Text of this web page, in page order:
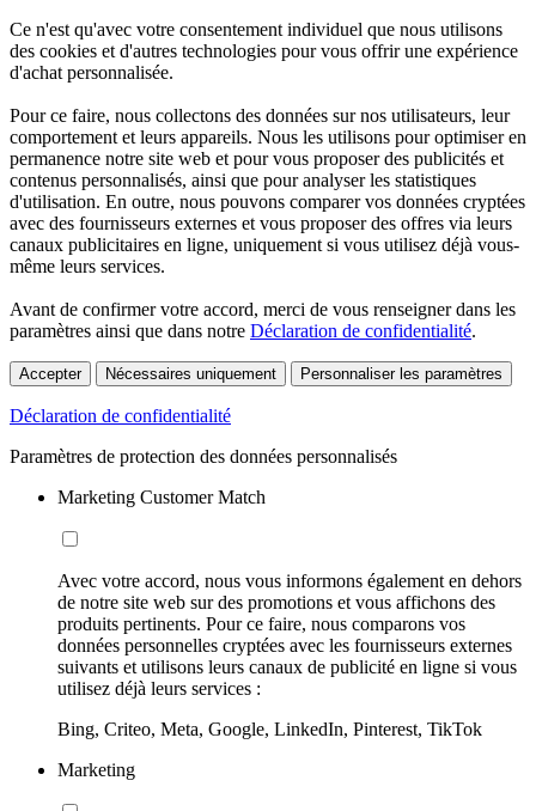
Ce n'est qu'avec votre consentement individuel que nous utilisons
des cookies et d'autres technologies pour vous offrir une expérience
d'achat personnalisée.
Pour ce faire, nous collectons des données sur nos utilisateurs, leur
comportement et leurs appareils. Nous les utilisons pour optimiser en
permanence notre site web et pour vous proposer des publicités et
contenus personnalisés, ainsi que pour analyser les statistiques
d'utilisation. En outre, nous pouvons comparer vos données cryptées
avec des fournisseurs externes et vous proposer des offres via leurs
canaux publicitaires en ligne, uniquement si vous utilisez déjà vous-
même leurs services.
Avant de confirmer votre accord, merci de vous renseigner dans les
paramètres ainsi que dans notre Déclaration de confidentialité.
Accepter Nécessaires uniquement Personnaliser les paramètres
Déclaration de confidentialité
Paramètres de protection des données personnalisés
Marketing Customer Match
Avec votre accord, nous vous informons également en dehors
de notre site web sur des promotions et vous affichons des
produits pertinents. Pour ce faire, nous comparons vos
données personnelles cryptées avec les fournisseurs externes
suivants et utilisons leurs canaux de publicité en ligne si vous
utilisez déjà leurs services :
Bing, Criteo, Meta, Google, LinkedIn, Pinterest, TikTok
Marketing